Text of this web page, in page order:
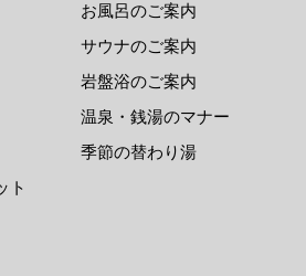
ト
お風呂のご案内
サウナのご案内
岩盤浴のご案内
温泉・銭湯のマナー
季節の替わり湯